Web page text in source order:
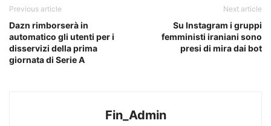
Previous article
Dazn rimborserà in
automatico gli utenti per i
disservizi della prima
giornata di Serie A
Next article
Su Instagram i gruppi
femministi iraniani sono
presi di mira dai bot
Fin_Admin